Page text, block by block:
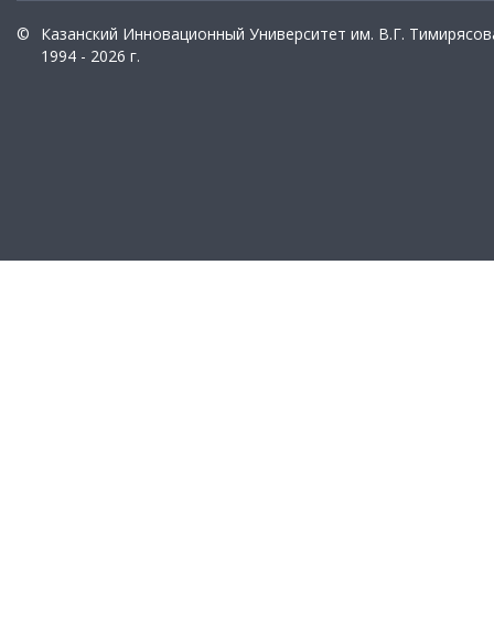
©
Казанский Инновационный Университет им. В.Г.
1994 - 2026 г.